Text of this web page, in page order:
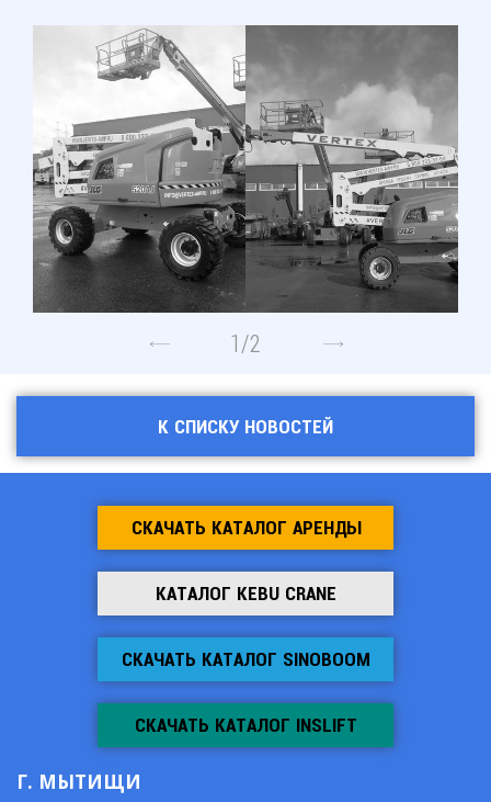
1/2
К СПИСКУ НОВОСТЕЙ
СКАЧАТЬ КАТАЛОГ АРЕНДЫ
КАТАЛОГ KEBU CRANE
СКАЧАТЬ КАТАЛОГ SINOBOOM
СКАЧАТЬ КАТАЛОГ INSLIFT
Г. МЫТИЩИ